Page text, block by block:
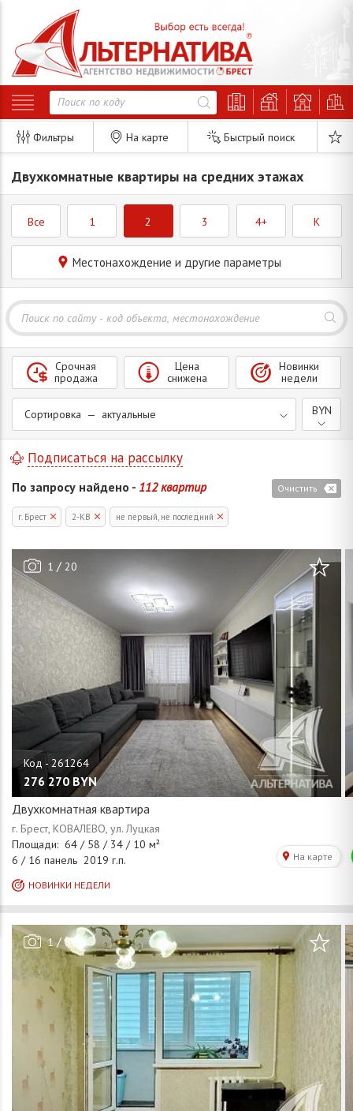
Фильтры На карте Быстрый поиск
Двухкомнатные квартиры на средних этажах
Все 1 2 3 4+ K
Местонахождение и другие параметры
Сортировка — актуальные
Срочная
продажа
Цена
снижена
Новинки
недели
BYN
По запросу найдено - 112 квартир Очистить
Подписаться на рассылку
г. Брест 2-КВ не первый, не последний
1 / 20
276 270 BYN
Двухкомнатная квартира
1 /8